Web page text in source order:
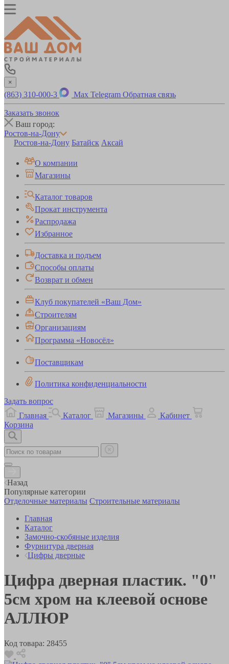
×
(863) 310-000-3 Max Telegram Обратная связь
Заказать звонок
Ваш город:
Ростов-на-Дону
Ростов-на-Дону Батайск Аксай
О компании
Магазины
Каталог товаров
Прокат инструмента
Распродажа
Избранное
Доставка и подъем
Способы оплаты
Возврат и обмен
Клуб покупателей «Ваш Дом»
Строителям
Организациям
Программа «Новосёл»
Поставщикам
Политика конфиденциальности
Задать вопрос
Главная
Каталог Магазины
Кабинет
Корзина
Назад
Популярные категории
Отделочные материалы Строительные материалы
Главная
Каталог
Замочно-скобяные изделия
Фурнитура дверная
Цифры дверные
Цифра дверная пластик. "0"
5см хром на клеевой основе
АЛЛЮР
Код товара: 28455